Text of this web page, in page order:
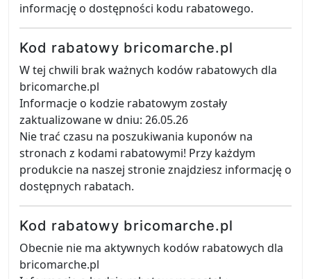
informację o dostępności kodu rabatowego.
Kod rabatowy bricomarche.pl
W tej chwili brak ważnych kodów rabatowych dla
bricomarche.pl
Informacje o kodzie rabatowym zostały
zaktualizowane w dniu: 26.05.26
Nie trać czasu na poszukiwania kuponów na
stronach z kodami rabatowymi! Przy każdym
produkcie na naszej stronie znajdziesz informację o
dostępnych rabatach.
Kod rabatowy bricomarche.pl
Obecnie nie ma aktywnych kodów rabatowych dla
bricomarche.pl